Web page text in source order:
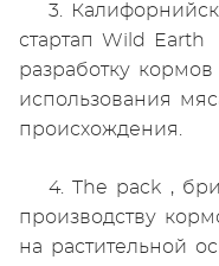
3.
стартап Wild
разработку
использования
происхождения.
4. The pack ,
производству
на растительной